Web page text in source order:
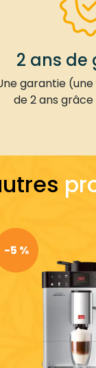
2 ans de
garantie
de 2 ans
-5 %